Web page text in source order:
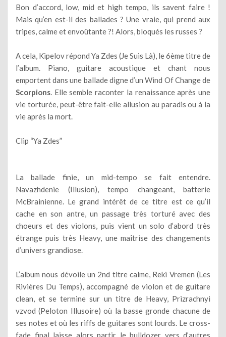
Bon d’accord, low, mid et high tempo, ils savent faire !
Mais qu’en est-il des ballades ? Une vraie, qui prend aux
tripes, calme et envoûtante ?! Alors, bloqués les russes ?
A cela, Kipelov répond Ya Zdes (Je Suis Là), le 6ème titre de
l’album. Piano, guitare acoustique et chant nous
emportent dans une ballade digne d’un Wind Of Change de
Scorpions. Elle semble raconter la renaissance après une
vie torturée, peut-être fait-elle allusion au paradis ou à la
vie après la mort.
Clip “Ya Zdes”
La ballade finie, un mid-tempo se fait entendre.
Navazhdenie (Illusion), tempo changeant, batterie
McBrainienne. Le grand intérêt de ce titre est ce qu’il
cache en son antre, un passage très torturé avec des
choeurs et des violons, puis vient un solo d’abord très
étrange puis très Heavy, une maîtrise des changements
d’univers grandiose.
L’album nous dévoile un 2nd titre calme, Reki Vremen (Les
Rivières Du Temps), accompagné de violon et de guitare
clean, et se termine sur un titre de Heavy, Prizrachnyi
vzvod (Peloton Illusoire) où la basse gronde chacune de
ses notes et où les riffs de guitares sont lourds. Le cross-
fade final laisse alors partir le bulldozer vers d’autres